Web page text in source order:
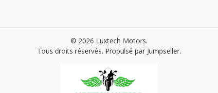
© 2026 Luxtech Motors.
Tous droits réservés. Propulsé par Jumpseller.